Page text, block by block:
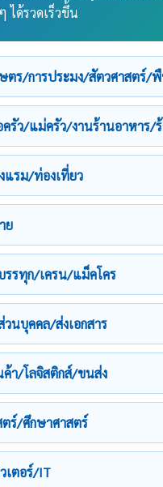
ได้รวดเร็วขึ้น
ษตร/การประมง/สัตวศาสตร์/
รัว/แม่ครัว/งานร้านอาหาร/
แรม/ท่องเที่ยว
ย
รรทุก/เครน/แม็คโคร
วนบุคคล/ส่งเอกสาร
ค้า/โลจิสติกส์/ขนส่ง
ตร์/ศึกษาศาสตร์
เตอร์/IT